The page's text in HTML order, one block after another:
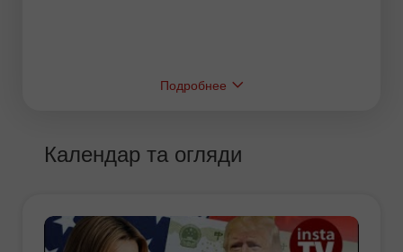
Подробнее
Календар та огляди